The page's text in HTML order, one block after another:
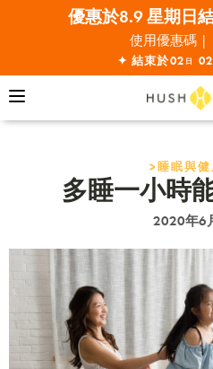
優惠於8.9 星期日
全線
使用優惠碼 |
✦ 結束於02 日 02
>睡眠與健
多睡一小時
2020年6